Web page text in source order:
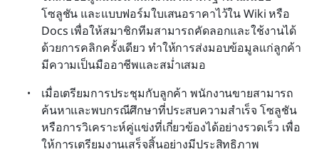
โซลูชัน และแบบฟอร์มใบเสนอราคาไว้ใน Wiki หรือ
Docs เพื่อให้สมาชิกทีมสามารถคัดลอกและใช้งานได้
ด้วยการคลิกครั้งเดียว ทำให้การส่งมอบข้อมูลแก่ลูกค้า
มีความเป็นมืออาชีพและสม่ำเสมอ
เมื่อเตรียมการประชุมกับลูกค้า พนักงานขายสามารถ
ค้นหาและพบกรณีศึกษาที่ประสบความสำเร็จ โซลูชัน
หรือการวิเคราะห์คู่แข่งที่เกี่ยวข้องได้อย่างรวดเร็ว เพื่อ
ให้การเตรียมงานเสร็จสิ้นอย่างมีประสิทธิภาพ